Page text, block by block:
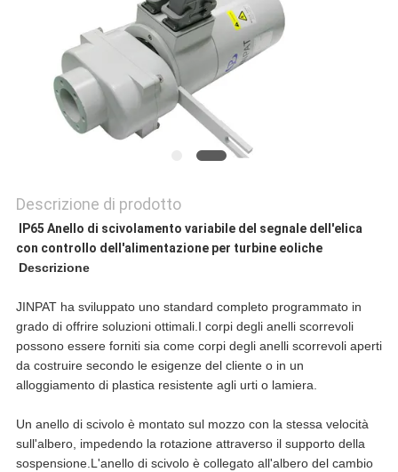
PRIVACY
POLICY
Descrizione di prodotto
IP65 Anello di scivolamento variabile del segnale dell'elica
con controllo dell'alimentazione per turbine eoliche
Descrizione
JINPAT ha sviluppato uno standard completo programmato in
grado di offrire soluzioni ottimali.I corpi degli anelli scorrevoli
possono essere forniti sia come corpi degli anelli scorrevoli aperti
da costruire secondo le esigenze del cliente o in un
alloggiamento di plastica resistente agli urti o lamiera.
Un anello di scivolo è montato sul mozzo con la stessa velocità
sull'albero, impedendo la rotazione attraverso il supporto della
sospensione.L'anello di scivolo è collegato all'albero del cambio